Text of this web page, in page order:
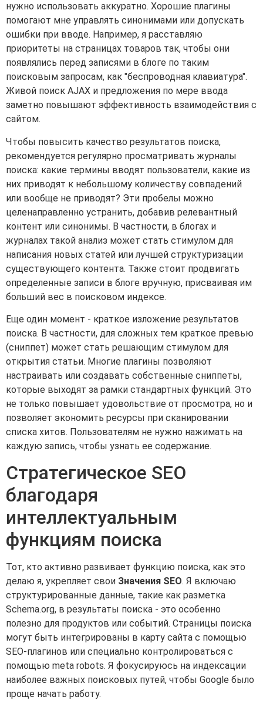
нужно использовать аккуратно. Хорошие плагины
помогают мне управлять синонимами или допускать
ошибки при вводе. Например, я расставляю
приоритеты на страницах товаров так, чтобы они
появлялись перед записями в блоге по таким
поисковым запросам, как "беспроводная клавиатура".
Живой поиск AJAX и предложения по мере ввода
заметно повышают эффективность взаимодействия с
сайтом.
Чтобы повысить качество результатов поиска,
рекомендуется регулярно просматривать журналы
поиска: какие термины вводят пользователи, какие из
них приводят к небольшому количеству совпадений
или вообще не приводят? Эти пробелы можно
целенаправленно устранить, добавив релевантный
контент или синонимы. В частности, в блогах и
журналах такой анализ может стать стимулом для
написания новых статей или лучшей структуризации
существующего контента. Также стоит продвигать
определенные записи в блоге вручную, присваивая им
больший вес в поисковом индексе.
Еще один момент - краткое изложение результатов
поиска. В частности, для сложных тем краткое превью
(сниппет) может стать решающим стимулом для
открытия статьи. Многие плагины позволяют
настраивать или создавать собственные сниппеты,
которые выходят за рамки стандартных функций. Это
не только повышает удовольствие от просмотра, но и
позволяет экономить ресурсы при сканировании
списка хитов. Пользователям не нужно нажимать на
каждую запись, чтобы узнать ее содержание.
Стратегическое SEO
благодаря
интеллектуальным
функциям поиска
Тот, кто активно развивает функцию поиска, как это
делаю я, укрепляет свои Значения SEO. Я включаю
структурированные данные, такие как разметка
Schema.org, в результаты поиска - это особенно
полезно для продуктов или событий. Страницы поиска
могут быть интегрированы в карту сайта с помощью
SEO-плагинов или специально контролироваться с
помощью meta robots. Я фокусируюсь на индексации
наиболее важных поисковых путей, чтобы Google было
проще начать работу.